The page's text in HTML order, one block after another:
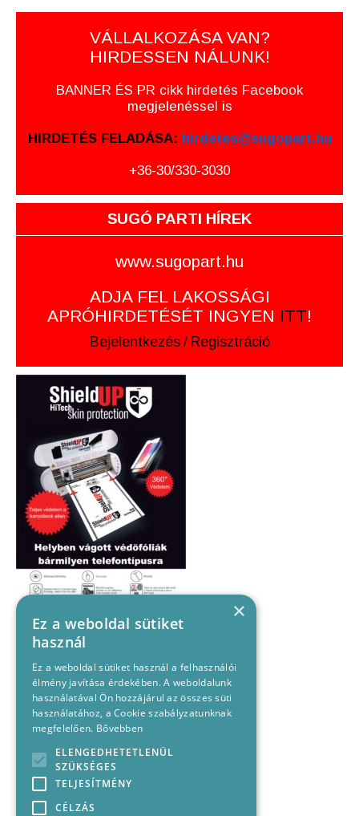
VÁLLALKOZÁSA VAN?
HIRDESSEN NÁLUNK!
BANNER ÉS PR cikk hirdetés Facebook
megjelenéssel is
HIRDETÉS FELADÁSA: hirdetes@sugopart.hu
+36-30/330-3030
SUGÓ PARTI HÍREK
www.sugopart.hu
ADJA FEL LAKOSSÁGI
APRÓHIRDETÉSÉT INGYEN ITT!
Bejelentkezés / Regisztráció
×
Ez a weboldal sütiket
használ
Ez a weboldal sütiket használ a felhasználói
élmény javítása érdekében. A weboldalunk
használatával Ön hozzájárul az összes süti
használatához, a Cookie szabályzatunknak
megfelelően. Bővebben
ELENGEDHETETLENÜL
SZÜKSÉGES
TELJESÍTMÉNY
CÉLZÁS